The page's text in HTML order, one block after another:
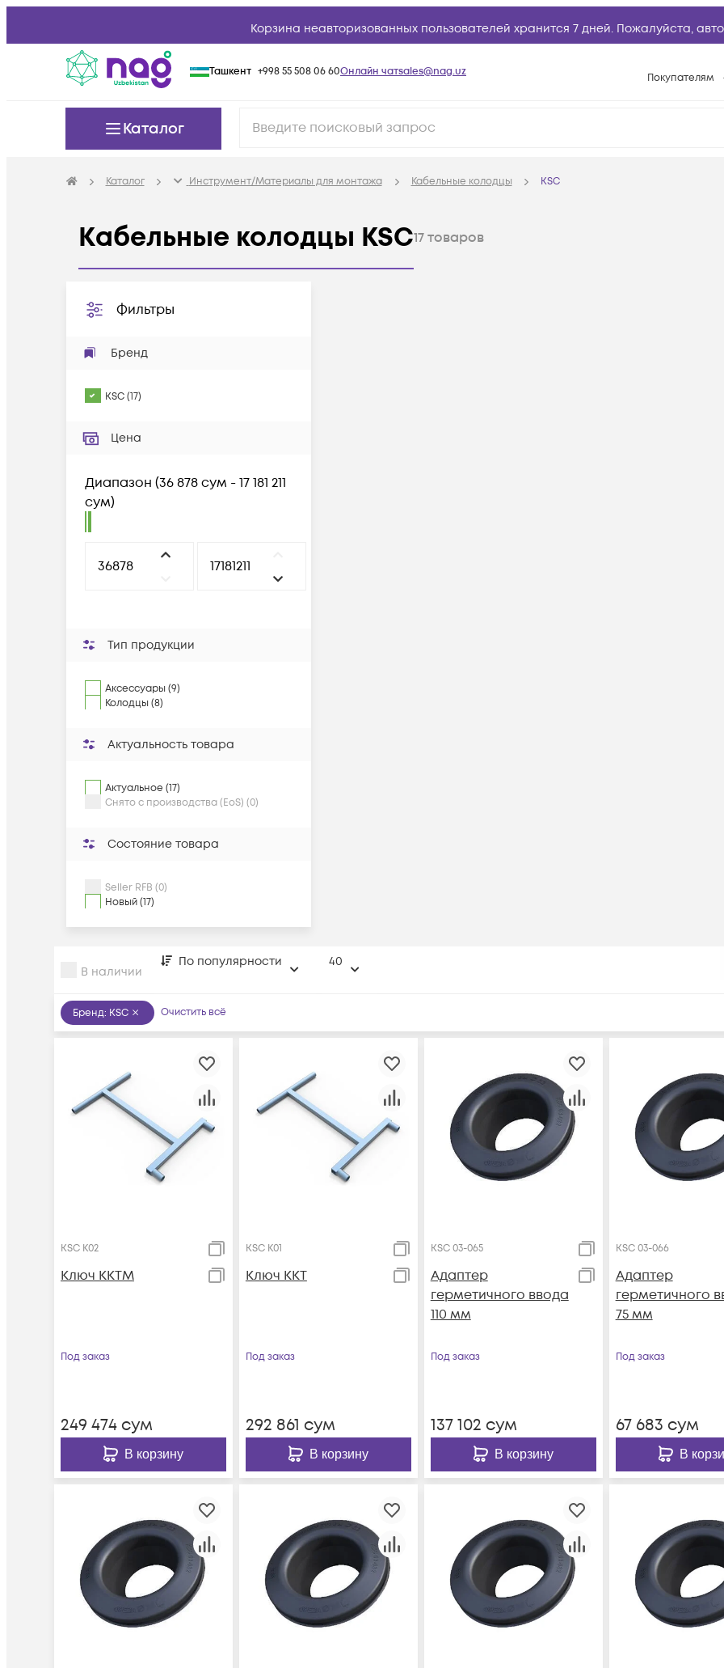
Корзина неавторизованных пользователей хранится 7 дней. Пожалуйста,
Ташкент +998 55 508 06 60Онлайн чатsales@nag.uz Покупателям
Каталог
Каталог Инструмент/Материалы для монтажа Кабельные колодцы KSC
Кабельные колодцы KSC17товаров
Фильтры
Бренд
KSC(17)
Цена
Диапазон (36 878 сум - 17 181 211
сум)
Тип продукции
Аксессуары (9)
Колодцы (8)
Актуальность товара
Актуальное (17)
Снято с производства (EoS) (0)
Состояние товара
Seller RFB (0)
Новый (17)
В наличии
По популярности 40
Бренд: KSC Очистить всё
KSC К02
Ключ ККТМ
Под заказ
249 474 сум
В корзину
KSC К01
Ключ ККТ
Под заказ
292 861 сум
В корзину
KSC 03-065
Адаптер
герметичного ввода
110 мм
Под заказ
137 102 сум
В корзину
KSC 03-066
Адаптер
герметичного
75 мм
Под заказ
67 683 сум
В